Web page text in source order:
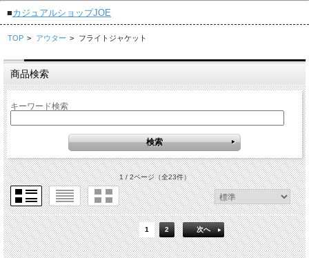
■カジュアルショップJOE
TOP > アウター > フライトジャケット
商品検索
キーワード検索
1 / 2ページ（全23件）
1 2 次へ